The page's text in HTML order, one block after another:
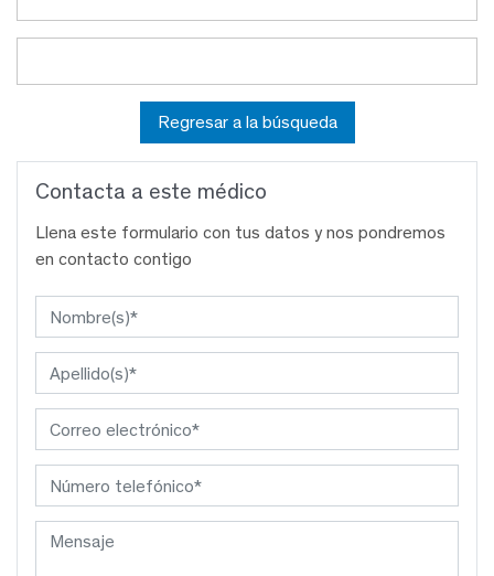
Regresar a la búsqueda
Contacta a este médico
Llena este formulario con tus datos y nos pondremos
en contacto contigo